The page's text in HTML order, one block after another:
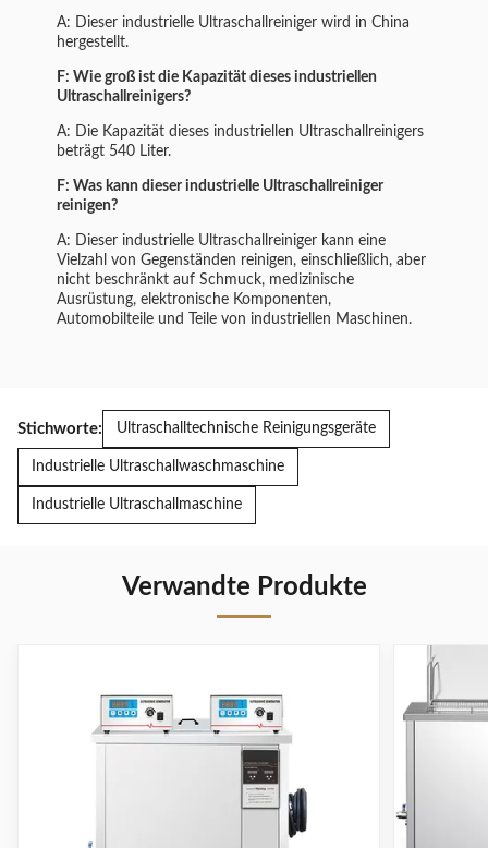
A: Dieser industrielle Ultraschallreiniger wird in China
hergestellt.
F: Wie groß ist die Kapazität dieses industriellen
Ultraschallreinigers?
A: Die Kapazität dieses industriellen Ultraschallreinigers
beträgt 540 Liter.
F: Was kann dieser industrielle Ultraschallreiniger
reinigen?
A: Dieser industrielle Ultraschallreiniger kann eine
Vielzahl von Gegenständen reinigen, einschließlich, aber
nicht beschränkt auf Schmuck, medizinische
Ausrüstung, elektronische Komponenten,
Automobilteile und Teile von industriellen Maschinen.
Stichworte: Ultraschalltechnische Reinigungsgeräte
Industrielle Ultraschallwaschmaschine
Industrielle Ultraschallmaschine
Verwandte Produkte